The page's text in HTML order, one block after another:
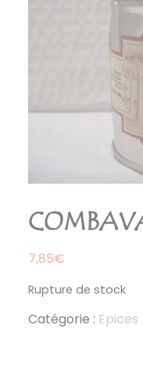
7,85€
Rupture de stock
Catégorie : Epices